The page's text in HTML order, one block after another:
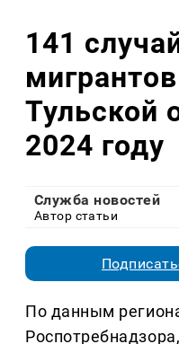
141
Тульской
2024 году
Служба новостей
Автор статьи
По данным